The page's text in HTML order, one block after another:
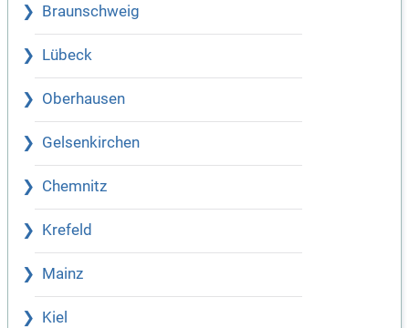
Braunschweig
Lübeck
Oberhausen
Gelsenkirchen
Chemnitz
Krefeld
Mainz
Kiel